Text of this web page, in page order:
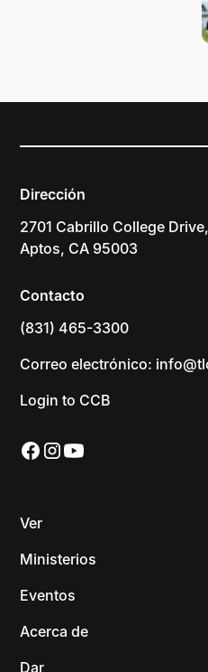
Dirección
2701 Cabrillo College Drive,
Aptos, CA 95003
Contacto
(831) 465-3300
Correo electrónico:
Login to CCB
Ver
Ministerios
Eventos
Acerca de
Dar